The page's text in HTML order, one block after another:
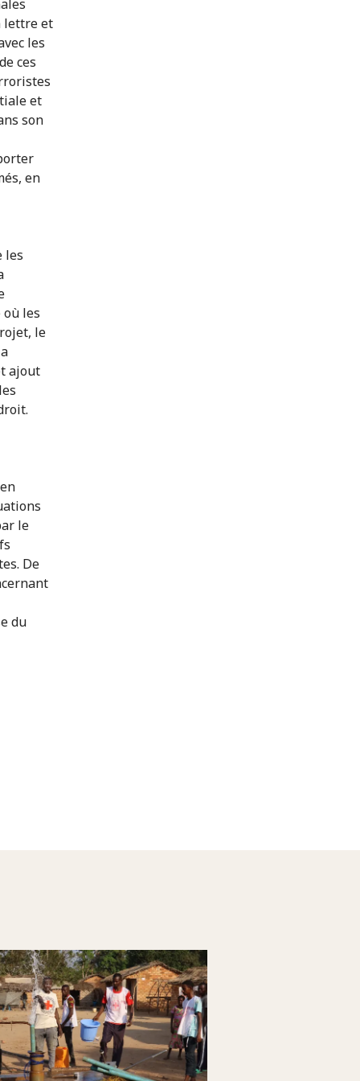
lettre et
les
ces
et
son
en
les
les
le
ajout
le
De
du